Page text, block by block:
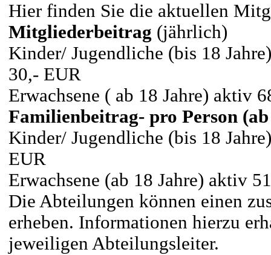
Hier finden Sie die aktuellen
Mitgliederbeitrag (jährlich)
Kinder/ Jugendliche (bis 18
30,- EUR
Erwachsene ( ab 18 Jahre) aktiv
Familienbeitrag- pro Person
Kinder/ Jugendliche (bis 18
EUR
Erwachsene (ab 18 Jahre) aktiv
Die Abteilungen können einen
erheben. Informationen hierzu
jeweiligen Abteilungsleiter.